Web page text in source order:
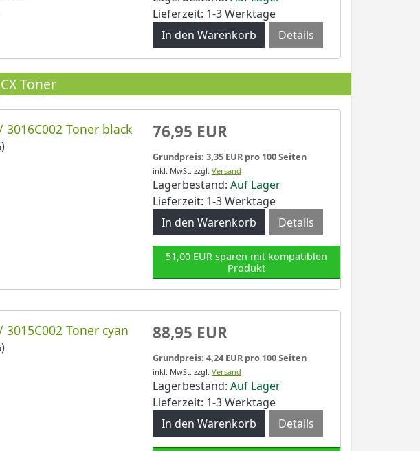
Lieferzeit: 1-3 Werktage
Details
Toner
Toner black 76,95 EUR
Grundpreis: 3,35 EUR pro 100 Seiten
inkl. MwSt. zzgl. Versand
Lagerbestand: Auf Lager
Lieferzeit: 1-3 Werktage
Details
51,00 EUR sparen mit kompatiblen
Produkt
Toner cyan 88,95 EUR
Grundpreis: 4,24 EUR pro 100 Seiten
inkl. MwSt. zzgl. Versand
Lagerbestand: Auf Lager
Lieferzeit: 1-3 Werktage
Details